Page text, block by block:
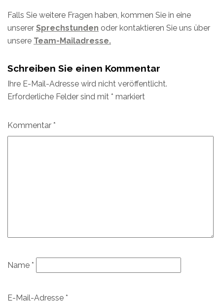
Falls Sie weitere Fragen haben, kommen Sie in eine
unserer Sprechstunden oder kontaktieren Sie uns über
unsere Team-Mailadresse.
Schreiben Sie einen Kommentar
Ihre E-Mail-Adresse wird nicht veröffentlicht.
Erforderliche Felder sind mit * markiert
Kommentar *
Name *
E-Mail-Adresse *